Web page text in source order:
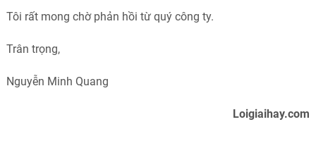
Tôi rất mong chờ phản hồi từ quý công ty.
Trân trọng,
Nguyễn Minh Quang
Loigiaihay.com